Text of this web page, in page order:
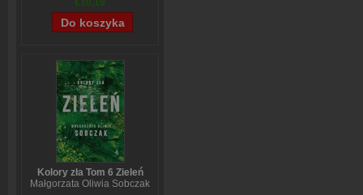
€10,19
Kolory zła Tom 6 Zieleń
Małgorzata Oliwia Sobczak